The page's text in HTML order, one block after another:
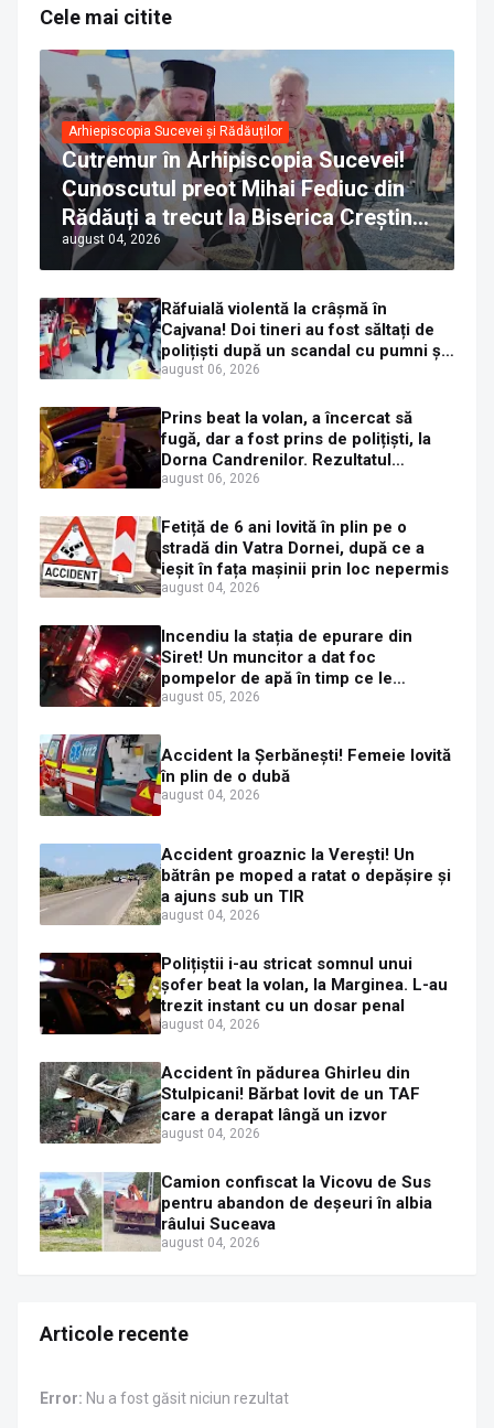
Cele mai citite
Arhiepiscopia Sucevei și Rădăuților
Cutremur în Arhipiscopia Sucevei!
Cunoscutul preot Mihai Fediuc din
Rădăuți a trecut la Biserica Creștină
Ortodoxă Valahă. ÎPS Calinic anunță
că îi pregătește judecata canonică
august 04, 2026
Răfuială violentă la crâșmă în
Cajvana! Doi tineri au fost săltați de
polițiști după un scandal cu pumni și
mașini distruse
august 06, 2026
Prins beat la volan, a încercat să
fugă, dar a fost prins de polițiști, la
Dorna Candrenilor. Rezultatul
etilotestului: 1,59 mg/l alcool pur în
august 06, 2026
Fetiță de 6 ani lovită în plin pe o
stradă din Vatra Dornei, după ce a
ieșit în fața mașinii prin loc nepermis
august 04, 2026
Incendiu la stația de epurare din
Siret! Un muncitor a dat foc
pompelor de apă în timp ce le
alimenta cu combustibil
august 05, 2026
Accident la Șerbănești! Femeie lovită
în plin de o dubă
august 04, 2026
Accident groaznic la Verești! Un
bătrân pe moped a ratat o depășire și
a ajuns sub un TIR
august 04, 2026
Polițiștii i-au stricat somnul unui
șofer beat la volan, la Marginea. L-au
trezit instant cu un dosar penal
august 04, 2026
Accident în pădurea Ghirleu din
Stulpicani! Bărbat lovit de un TAF
care a derapat lângă un izvor
august 04, 2026
Camion confiscat la Vicovu de Sus
pentru abandon de deșeuri în albia
râului Suceava
august 04, 2026
Articole recente
Error: Nu a fost găsit niciun rezultat